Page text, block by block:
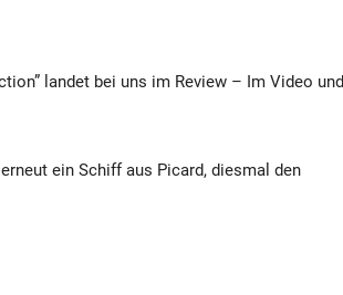
landet bei uns im Review – Im Video und
ein Schiff aus Picard, diesmal den